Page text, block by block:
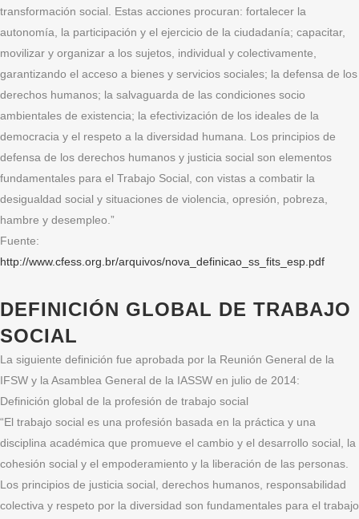
transformación social. Estas acciones procuran: fortalecer la
autonomía, la participación y el ejercicio de la ciudadanía; capacitar,
movilizar y organizar a los sujetos, individual y colectivamente,
garantizando el acceso a bienes y servicios sociales; la defensa de los
derechos humanos; la salvaguarda de las condiciones socio
ambientales de existencia; la efectivización de los ideales de la
democracia y el respeto a la diversidad humana. Los principios de
defensa de los derechos humanos y justicia social son elementos
fundamentales para el Trabajo Social, con vistas a combatir la
desigualdad social y situaciones de violencia, opresión, pobreza,
hambre y desempleo.”
Fuente:
http://www.cfess.org.br/arquivos/nova_definicao_ss_fits_esp.pdf
DEFINICIÓN GLOBAL DE TRABAJO
SOCIAL
La siguiente definición fue aprobada por la Reunión General de la
IFSW y la Asamblea General de la IASSW en julio de 2014:
Definición global de la profesión de trabajo social
“El trabajo social es una profesión basada en la práctica y una
disciplina académica que promueve el cambio y el desarrollo social, la
cohesión social y el empoderamiento y la liberación de las personas.
Los principios de justicia social, derechos humanos, responsabilidad
colectiva y respeto por la diversidad son fundamentales para el trabajo